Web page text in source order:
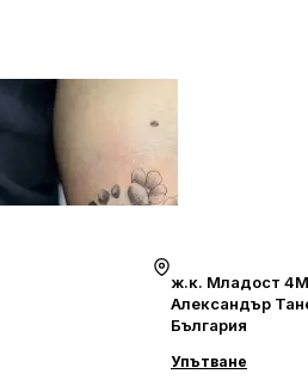
ж.к. Младост
Александър
България
Упътване